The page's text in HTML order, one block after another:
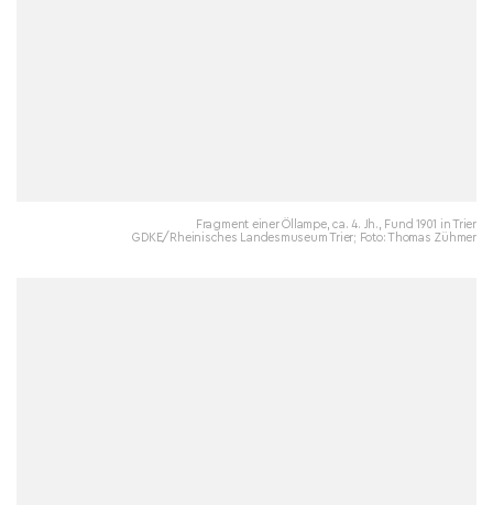
Fragment einer Öllampe, ca. 4. Jh., Fund 1901 in Trier
GDKE/Rheinisches Landesmuseum Trier; Foto: Thomas Zühmer